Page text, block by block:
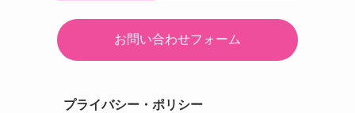
お問い合わせフォーム
プライバシー・ポリシー